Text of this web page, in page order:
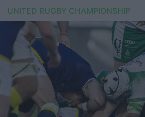
Rugby Sevens
FIR
Internazionale
6 Nazioni
United Rugby Championship
UNITED RUGBY CHAMPIONSHIP